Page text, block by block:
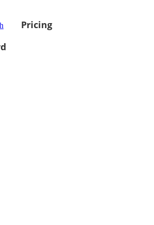
Pricing